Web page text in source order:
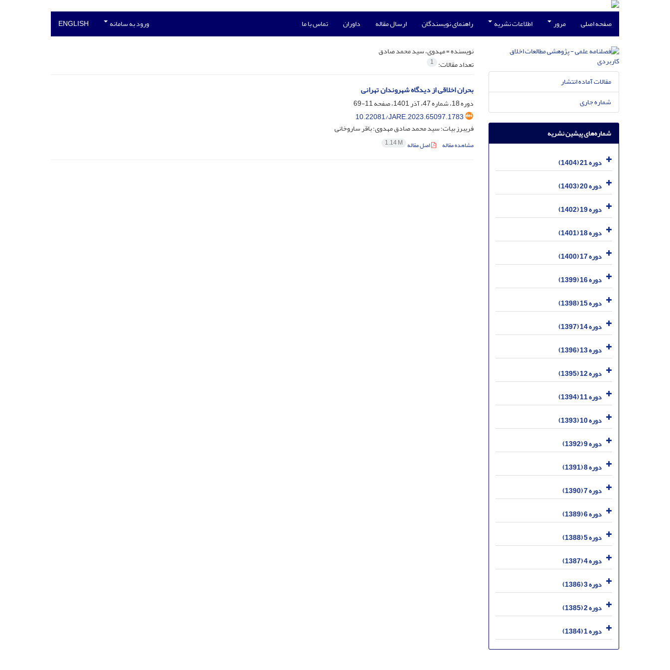
صفحه اصلی مرور اطلاعات نشریه راهنمای نویسندگان ارسال مقاله داوران تماس با ما ورود به سامانه ENGLISH
نویسنده =مهدوی، سید محمد صادق
تعداد مقالات: 1
بحران اخلاقی از دیدگاه شهروندان تهرانی
دوره 18، شماره 47، آذر 1401، صفحه
11-69
10.22081/JARE.2023.65097.1783
فریبرز بیات؛ سید محمد صادق مهدوی؛ باقر ساروخانی
مشاهده مقاله اصل مقاله 1.14 M
مقالات آماده انتشار
شماره جاری
شماره‌های پیشین نشریه
دوره 21 (1404)
دوره 20 (1403)
دوره 19 (1402)
دوره 18 (1401)
دوره 17 (1400)
دوره 16 (1399)
دوره 15 (1398)
دوره 14 (1397)
دوره 13 (1396)
دوره 12 (1395)
دوره 11 (1394)
دوره 10 (1393)
دوره 9 (1392)
دوره 8 (1391)
دوره 7 (1390)
دوره 6 (1389)
دوره 5 (1388)
دوره 4 (1387)
دوره 3 (1386)
دوره 2 (1385)
دوره 1 (1384)